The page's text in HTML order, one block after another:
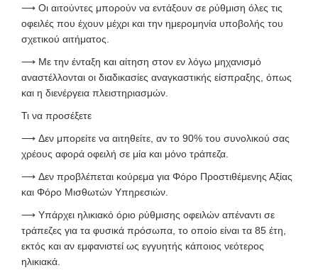
⟶ Οι αιτούντες μπορούν να εντάξουν σε ρύθμιση όλες τις
οφειλές που έχουν μέχρι και την ημερομηνία υποβολής του
σχετικού αιτήματος.
⟶ Με την ένταξη και αίτηση στον εν λόγω μηχανισμό
αναστέλλονται οι διαδικασίες αναγκαστικής είσπραξης, όπως
και η διενέργεια πλειστηριασμών.
Τι να προσέξετε
⟶ Δεν μπορείτε να αιτηθείτε, αν το 90% του συνολικού σας
χρέους αφορά οφειλή σε μία και μόνο τράπεζα.
⟶ Δεν προβλέπεται κούρεμα για Φόρο Προστιθέμενης Αξίας
και Φόρο Μισθωτών Υπηρεσιών.
⟶ Υπάρχει ηλικιακό όριο ρύθμισης οφειλών απέναντι σε
τράπεζες για τα φυσικά πρόσωπα, το οποίο είναι τα 85 έτη,
εκτός και αν εμφανιστεί ως εγγυητής κάποιος νεότερος
ηλικιακά.